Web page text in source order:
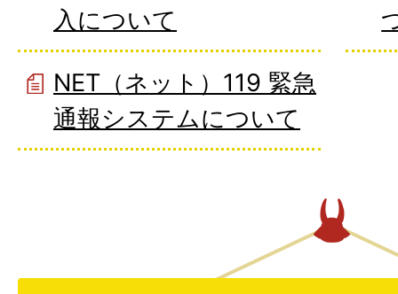
入について
NET（ネット）119 緊急
通報システムについて